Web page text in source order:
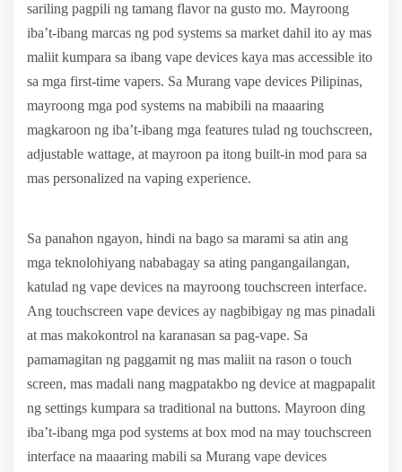
sariling pagpili ng tamang flavor na gusto mo. Mayroong
iba’t-ibang marcas ng pod systems sa market dahil ito ay mas
maliit kumpara sa ibang vape devices kaya mas accessible ito
sa mga first-time vapers. Sa Murang vape devices Pilipinas,
mayroong mga pod systems na mabibili na maaaring
magkaroon ng iba’t-ibang mga features tulad ng touchscreen,
adjustable wattage, at mayroon pa itong built-in mod para sa
mas personalized na vaping experience.
Sa panahon ngayon, hindi na bago sa marami sa atin ang
mga teknolohiyang nababagay sa ating pangangailangan,
katulad ng vape devices na mayroong touchscreen interface.
Ang touchscreen vape devices ay nagbibigay ng mas pinadali
at mas makokontrol na karanasan sa pag-vape. Sa
pamamagitan ng paggamit ng mas maliit na rason o touch
screen, mas madali nang magpatakbo ng device at magpapalit
ng settings kumpara sa traditional na buttons. Mayroon ding
iba’t-ibang mga pod systems at box mod na may touchscreen
interface na maaaring mabili sa Murang vape devices